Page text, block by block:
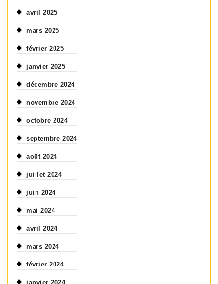
avril 2025
mars 2025
février 2025
janvier 2025
décembre 2024
novembre 2024
octobre 2024
septembre 2024
août 2024
juillet 2024
juin 2024
mai 2024
avril 2024
mars 2024
février 2024
janvier 2024